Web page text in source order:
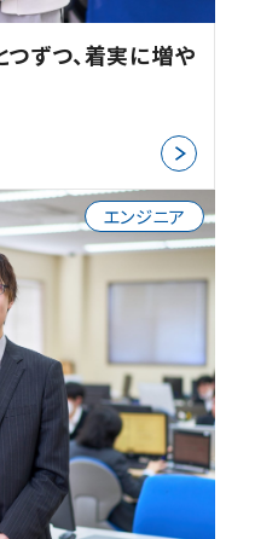
つずつ、着実に増や
エンジニア